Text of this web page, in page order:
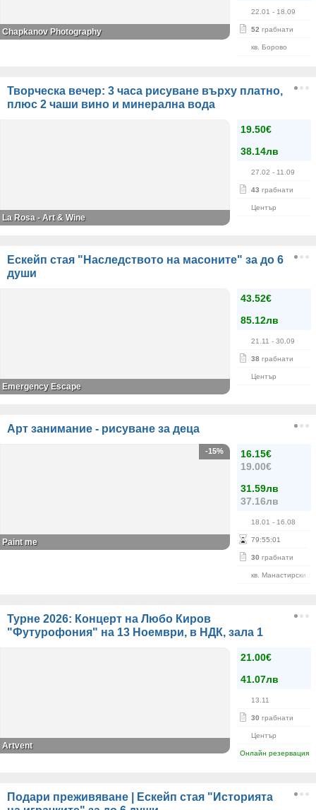
22.01 - 18.09
52 грабнати
кв. Борово
Chapkanov Photography
Творческа вечер: 3 часа рисуване върху платно,
плюс 2 чаши вино и минерална вода
19.50€
38.14лв
27.02 - 11.09
43 грабнати
Център
La Rosa - Art & Wine
Ескейп стая "Наследството на масоните" за до 6
души
43.52€
85.12лв
21.11 - 30.09
38 грабнати
Център
Emergency Escape
Арт занимание - рисуване за деца
16.15€
19.00€
31.59лв
37.16лв
18.01 - 16.08
79:55:01
30 грабнати
кв. Манастирски
-15%
Paint me
Турне 2026: Концерт на Любо Киров
"Футурофония" на 13 Ноември, в НДК, зала 1
21.00€
41.07лв
13.11
30 грабнати
Център
Онлайн резервация
Artvent
Подари преживяване | Ескейп стая "Историята